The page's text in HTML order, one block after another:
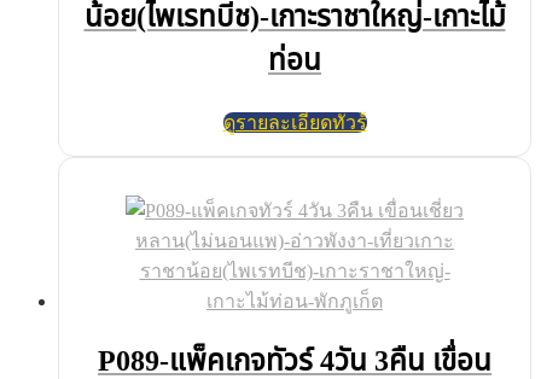
น้อย(ไพเรทบีช)-เกาะราชาใหญ่-เกาะไม้
ท่อน
ดูรายละเอียดทัวร์
P089-แพ็คเกจทัวร์ 4วัน 3คืน เขื่อน